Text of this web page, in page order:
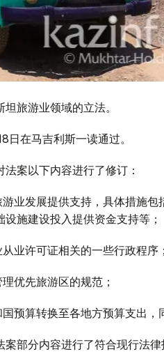
旅游业领域的立法。
日在马吉利斯一读通过。
案以下内容进行了修订：
业发展提供支持，具体措施
施建设投入提供资金支持等；
业许可证相关的一些行政程序；
优先旅游区的规范；
预算转换至各地方预算支出，
部分内容进行了符合现行法